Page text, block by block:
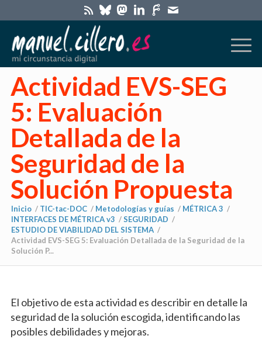
Actividad EVS-SEG
5: Evaluación
Detallada de la
Seguridad de la
Solución Propuesta
Inicio / TIC-tac-DOC / Metodologías y guías / MÉTRICA 3 /
INTERFACES DE MÉTRICA v3 /SEGURIDAD /
ESTUDIO DE VIABILIDAD DEL SISTEMA /
Actividad EVS-SEG 5: Evaluación Detallada de la Seguridad de la
Solución P...
El objetivo de esta actividad es describir en detalle la
seguridad de la solución escogida, identificando las
posibles debilidades y mejoras.